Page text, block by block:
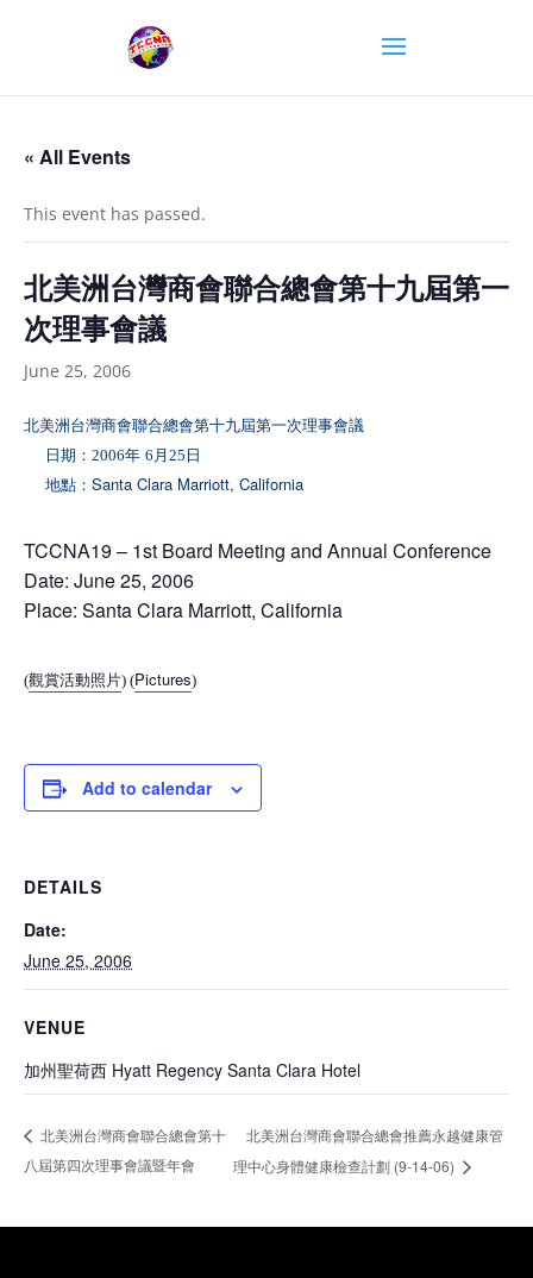
« All Events
This event has passed.
北美洲台灣商會聯合總會第十九屆第一
次理事會議
June 25, 2006
北美洲台灣商會聯合總會第十九屆第一次理事會議
日期： 2006年 6 月25 日
地點： Santa Clara Marriott, California
TCCNA19 – 1st Board Meeting and Annual Conference
Date: June 25, 2006
Place: Santa Clara Marriott, California
(觀賞活動照片) (Pictures)
Add to calendar
DETAILS
Date:
June 25, 2006
VENUE
加州聖荷西 Hyatt Regency Santa Clara Hotel
北美洲台灣商會聯合總會第十
八屆第四次理事會議暨年會
北美洲台灣商會聯合總會推薦永越健康管
理中心身體健康檢查計劃 (9-14-06)